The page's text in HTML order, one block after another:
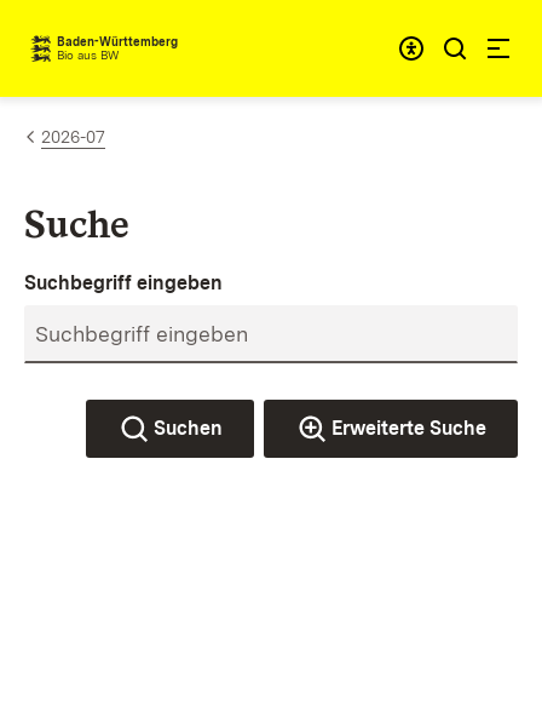
Zum Inhalt springen
Baden-Württemberg
Bio aus BW
2026-07
Suche
Suchbegriff eingeben
Suchen Erweiterte Suche